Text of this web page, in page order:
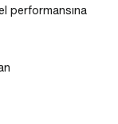
performansına